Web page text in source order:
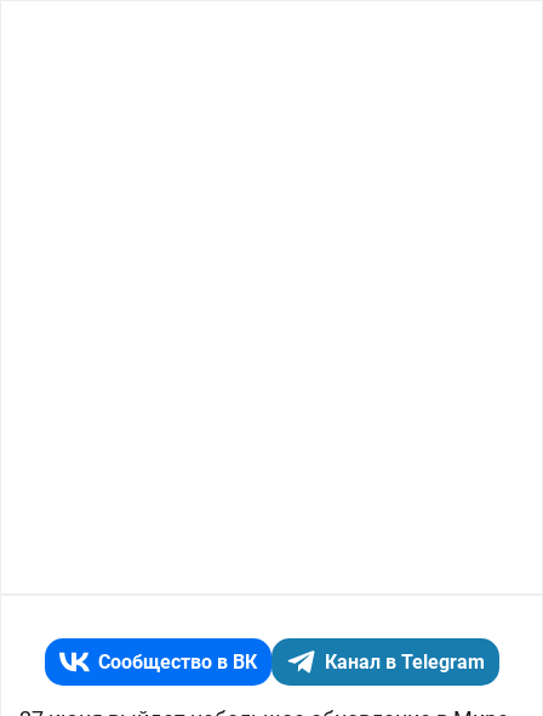
Сообщество в ВК Канал в Telegram